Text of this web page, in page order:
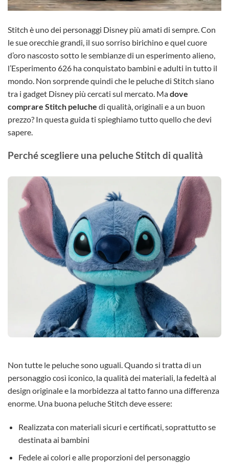
Stitch è uno dei personaggi Disney più amati di sempre. Con
le sue orecchie grandi, il suo sorriso birichino e quel cuore
d’oro nascosto sotto le sembianze di un esperimento alieno,
l’Esperimento 626 ha conquistato bambini e adulti in tutto il
mondo. Non sorprende quindi che le peluche di Stitch siano
tra i gadget Disney più cercati sul mercato. Madove
comprare Stitch peluche di qualità, originali e a un buon
prezzo? In questa guida ti spieghiamo tutto quello che devi
sapere.
Perché scegliere una peluche Stitch di qualità
Non tutte le peluche sono uguali. Quando si tratta di un
personaggio così iconico, la qualità dei materiali, la fedeltà al
design originale e la morbidezza al tatto fanno una differenza
enorme. Una buona peluche Stitch deve essere:
Realizzata con materiali sicuri e certificati, soprattutto se
destinata ai bambini
Fedele ai colori e alle proporzioni del personaggio